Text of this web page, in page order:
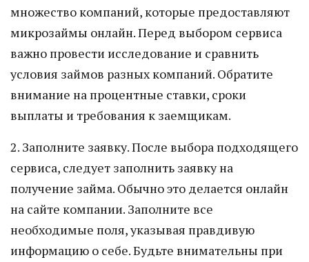
множество компаний, которые предоставляют
микрозаймы онлайн. Перед выбором сервиса
важно провести исследование и сравнить
условия займов разных компаний. Обратите
внимание на процентные ставки, сроки
выплаты и требования к заемщикам.
2. Заполните заявку. После выбора подходящего
сервиса, следует заполнить заявку на
получение займа. Обычно это делается онлайн
на сайте компании. Заполните все
необходимые поля, указывая правдивую
информацию о себе. Будьте внимательны при